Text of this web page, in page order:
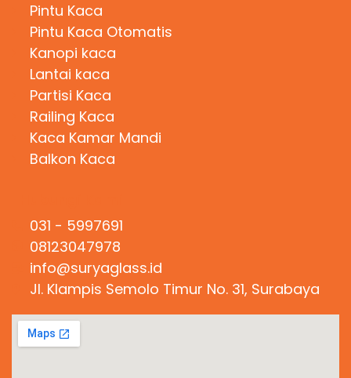
Pintu Kaca
Pintu Kaca Otomatis
Kanopi kaca
Lantai kaca
Partisi Kaca
Railing Kaca
Kaca Kamar Mandi
Balkon Kaca
031 - 5997691
08123047978
info@suryaglass.id
Jl. Klampis Semolo Timur No. 31, Surabaya